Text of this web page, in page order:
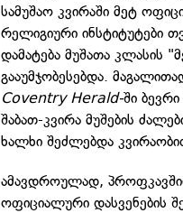
სამუშაო კვირაში მეტ
რელიგიური ინსტიტუტები
დამატება მუშათა
გააუმჯობესებდა.
Coventry Herald-ში
შაბათ-კვირა მუშების
ხალხი შეძლებდა
ამავდროულად,
ოფიციალური დასვენების